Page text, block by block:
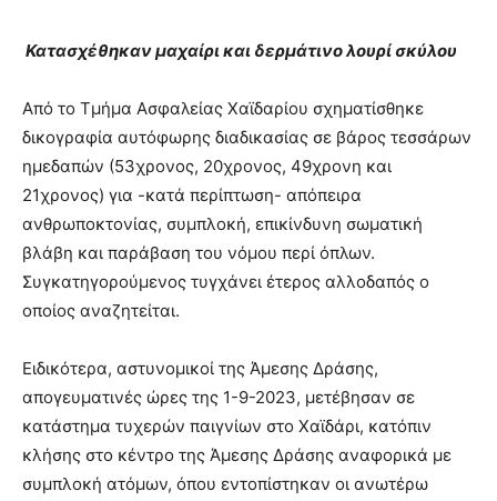
Κατασχέθηκαν μαχαίρι και δερμάτινο λουρί σκύλου
Από το Τμήμα Ασφαλείας Χαϊδαρίου σχηματίσθηκε
δικογραφία αυτόφωρης διαδικασίας σε βάρος τεσσάρων
ημεδαπών (53χρονος, 20χρονος, 49χρονη και
21χρονος) για -κατά περίπτωση- απόπειρα
ανθρωποκτονίας, συμπλοκή, επικίνδυνη σωματική
βλάβη και παράβαση του νόμου περί όπλων.
Συγκατηγορούμενος τυγχάνει έτερος αλλοδαπός ο
οποίος αναζητείται.
Ειδικότερα, αστυνομικοί της Άμεσης Δράσης,
απογευματινές ώρες της 1-9-2023, μετέβησαν σε
κατάστημα τυχερών παιγνίων στο Χαϊδάρι, κατόπιν
κλήσης στο κέντρο της Άμεσης Δράσης αναφορικά με
συμπλοκή ατόμων, όπου εντοπίστηκαν οι ανωτέρω